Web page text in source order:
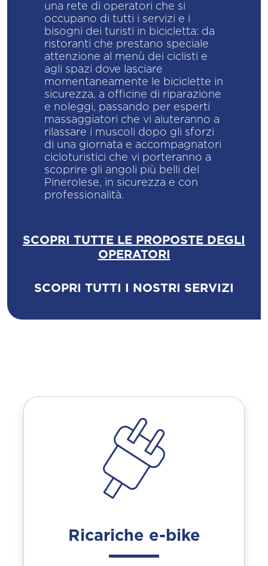
una rete di operatori che si
occupano di tutti i servizi e i
bisogni dei turisti in bicicletta: da
ristoranti che prestano speciale
attenzione al menù dei ciclisti e
agli spazi dove lasciare
momentaneamente le biciclette in
sicurezza, a officine di riparazione
e noleggi, passando per esperti
massaggiatori che vi aiuteranno a
rilassare i muscoli dopo gli sforzi
di una giornata e accompagnatori
cicloturistici che vi porteranno a
scoprire gli angoli più belli del
Pinerolese, in sicurezza e con
professionalità.
SCOPRI TUTTE LE PROPOSTE DEGLI
OPERATORI
SCOPRI TUTTI I NOSTRI SERVIZI
Ricariche e-bike